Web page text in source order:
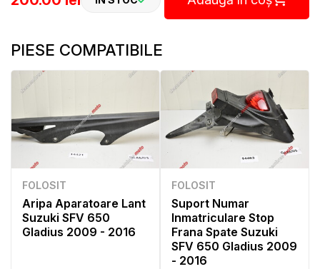
PIESE COMPATIBILE
FOLOSIT
Aripa Aparatoare Lant
Suzuki SFV 650
Gladius 2009 - 2016
FOLOSIT
Suport Numar
Inmatriculare Stop
Frana Spate Suzuki
SFV 650 Gladius 2009
- 2016